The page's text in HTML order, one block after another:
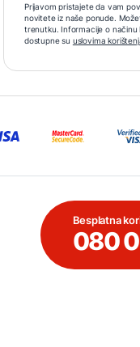
Prijavom pristajete da vam
novitete iz naše ponude.
trenutku. Informacije o načinu
dostupne su uslovima
Besplatna
080